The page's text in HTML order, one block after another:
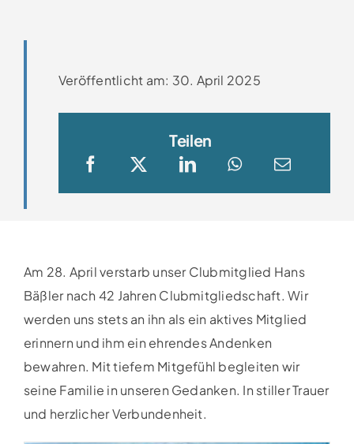
Sponsoren
Galerien
Veröffentlicht am: 30. April 2025
Teilen
Am 28. April verstarb unser Clubmitglied Hans
Bäßler nach 42 Jahren Clubmitgliedschaft. Wir
werden uns stets an ihn als ein aktives Mitglied
erinnern und ihm ein ehrendes Andenken
bewahren. Mit tiefem Mitgefühl begleiten wir
seine Familie in unseren Gedanken. In stiller Trauer
und herzlicher Verbundenheit.